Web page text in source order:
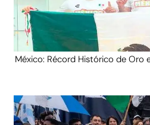
México: Récord Histórico de Oro